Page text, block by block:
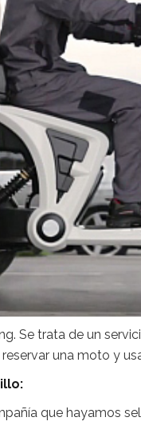
Se trata de un
una moto y
que hayamos